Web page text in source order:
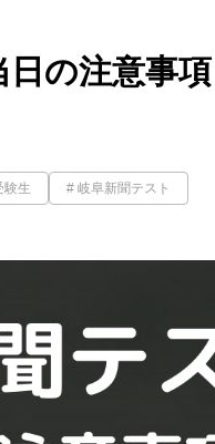
の注意事項
験生 岐阜新聞テスト